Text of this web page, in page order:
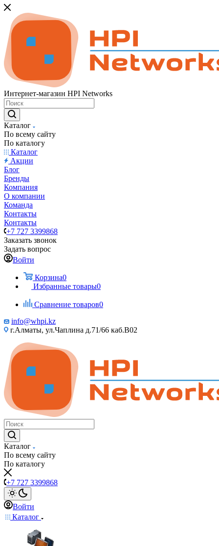
Интернет-магазин HPI Networks
Каталог
По всему сайту
По каталогу
Каталог
Акции
Блог
Бренды
Компания
О компании
Команда
Контакты
Контакты
+7 727 3399868
Заказать звонок
Задать вопрос
Войти
Корзина0
Избранные товары0
Сравнение товаров0
info@whpi.kz
г.Алматы, ул.Чаплина д.71/66 каб.B02
Каталог
По всему сайту
По каталогу
+7 727 3399868
Войти
Каталог